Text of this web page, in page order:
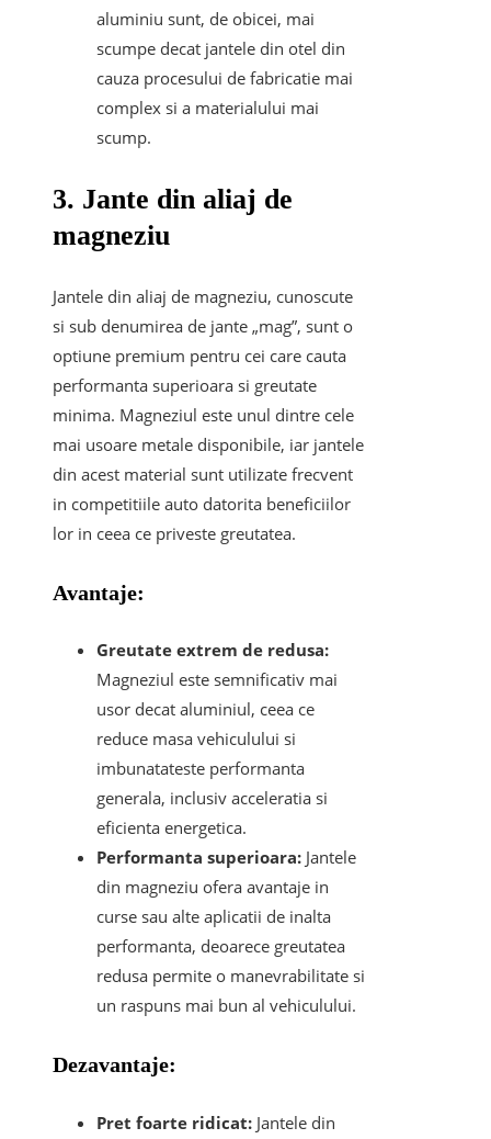
aluminiu sunt, de obicei, mai
scumpe decat jantele din otel din
cauza procesului de fabricatie mai
complex si a materialului mai
scump.
3. Jante din aliaj de
magneziu
Jantele din aliaj de magneziu, cunoscute
si sub denumirea de jante „mag”, sunt o
optiune premium pentru cei care cauta
performanta superioara si greutate
minima. Magneziul este unul dintre cele
mai usoare metale disponibile, iar jantele
din acest material sunt utilizate frecvent
in competitiile auto datorita beneficiilor
lor in ceea ce priveste greutatea.
Avantaje:
Greutate extrem de redusa:
Magneziul este semnificativ mai
usor decat aluminiul, ceea ce
reduce masa vehiculului si
imbunatateste performanta
generala, inclusiv acceleratia si
eficienta energetica.
Performanta superioara: Jantele
din magneziu ofera avantaje in
curse sau alte aplicatii de inalta
performanta, deoarece greutatea
redusa permite o manevrabilitate si
un raspuns mai bun al vehiculului.
Dezavantaje:
Pret foarte ridicat: Jantele din